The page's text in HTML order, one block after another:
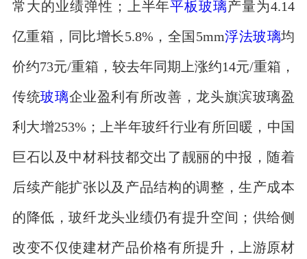
常大的业绩弹性；上半年平板玻璃产量为4.14
亿重箱，同比增长5.8%，全国5mm浮法玻璃均
价约73元/重箱，较去年同期上涨约14元/重箱，
传统玻璃企业盈利有所改善，龙头旗滨玻璃盈
利大增253%；上半年玻纤行业有所回暖，中国
巨石以及中材科技都交出了靓丽的中报，随着
后续产能扩张以及产品结构的调整，生产成本
的降低，玻纤龙头业绩仍有提升空间；供给侧
改变不仅使建材产品价格有所提升，上游原材